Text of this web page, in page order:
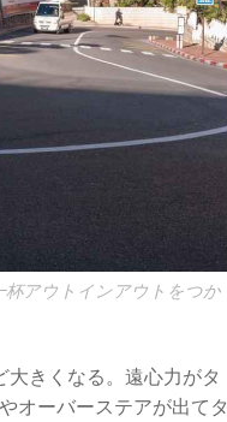
アウトインアウトをつか
きくなる。遠心力がタ
オーバーステアが出てタ